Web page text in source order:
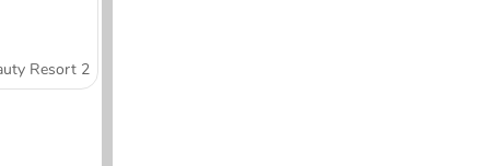
Resort 2